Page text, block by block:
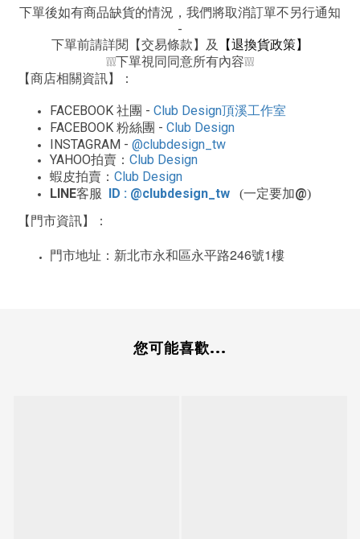
下單後如有商品缺貨的情況，我們將取消訂單不另行通知
-
下單前請詳閱【交易條款】及
【退換貨政策】
❕❕❕下單視同同意所有內容❕❕❕
【商店相關資訊】：
FACEBOOK 社團 - Club Design頂溪工作室
FACEBOOK 粉絲團 - Club Design
INSTAGRAM - @clubdesign_tw
YAHOO拍賣： Club Design
蝦皮拍賣： Club Design
LINE客服 ID : @clubdesign_tw (一定要加@)
【門市資訊】：
門市地址：新北市永和區永平路246號1樓
您可能喜歡...